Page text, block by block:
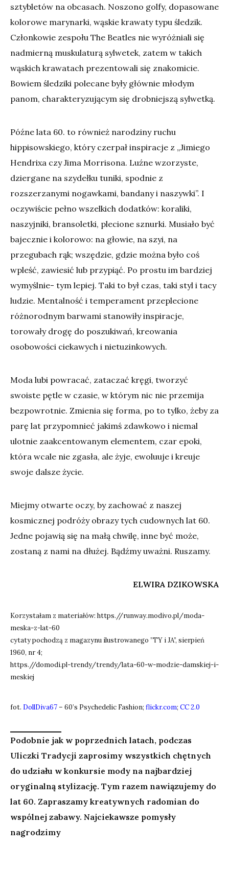
sztybletów na obcasach. Noszono golfy, dopasowane
kolorowe marynarki, wąskie krawaty typu śledzik.
Członkowie zespołu The Beatles nie wyróżniali się
nadmierną muskulaturą sylwetek, zatem w takich
wąskich krawatach prezentowali się znakomicie.
Bowiem śledziki polecane były głównie młodym
panom, charakteryzującym się drobniejszą sylwetką.
Późne lata 60. to również narodziny ruchu
hippisowskiego, który czerpał inspiracje z „Jimiego
Hendrixa czy Jima Morrisona. Luźne wzorzyste,
dziergane na szydełku tuniki, spodnie z
rozszerzanymi nogawkami, bandany i naszywki”. I
oczywiście pełno wszelkich dodatków: koraliki,
naszyjniki, bransoletki, plecione sznurki. Musiało być
bajecznie i kolorowo: na głowie, na szyi, na
przegubach rąk; wszędzie, gdzie można było coś
wpleść, zawiesić lub przypiąć. Po prostu im bardziej
wymyślnie- tym lepiej. Taki to był czas, taki styl i tacy
ludzie. Mentalność i temperament przeplecione
różnorodnym barwami stanowiły inspiracje,
torowały drogę do poszukiwań, kreowania
osobowości ciekawych i nietuzinkowych.
Moda lubi powracać, zataczać kręgi, tworzyć
swoiste pętle w czasie, w którym nic nie przemija
bezpowrotnie. Zmienia się forma, po to tylko, żeby za
parę lat przypomnieć jakimś zdawkowo i niemal
ulotnie zaakcentowanym elementem, czar epoki,
która wcale nie zgasła, ale żyje, ewoluuje i kreuje
swoje dalsze życie.
Miejmy otwarte oczy, by zachować z naszej
kosmicznej podróży obrazy tych cudownych lat 60.
Jedne pojawią się na małą chwilę, inne być może,
zostaną z nami na dłużej. Bądźmy uważni. Ruszamy.
ELWIRA DZIKOWSKA
Korzystałam z materiałów: https.//runway.modivo.pl/moda-
meska-z-lat-60
cytaty pochodzą z magazynu ilustrowanego ”TY i JA”, sierpień
1960, nr 4;
https.//domodi.pl-trendy/trendy/lata-60-w-modzie-damskiej-i-
meskiej
fot. DollDiva67– 60’s Psychedelic Fashion; flickr.com; CC 2.0
Podobnie jak w poprzednich latach, podczas
Uliczki Tradycji zaprosimy wszystkich chętnych
do udziału w konkursie mody na najbardziej
oryginalną stylizację. Tym razem nawiązujemy do
lat 60. Zapraszamy kreatywnych radomian do
wspólnej zabawy. Najciekawsze pomysły
nagrodzimy